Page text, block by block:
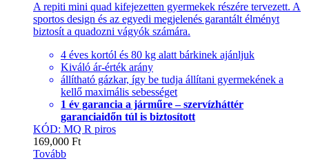
A repiti mini quad kifejezetten gyermekek részére tervezett. A
sportos design és az egyedi megjelenés garantált élményt
biztosít a quadozni vágyók számára.
4 éves kortól és 80 kg alatt bárkinek ajánljuk
Kiváló ár-érték arány
állítható gázkar, így be tudja állítani gyermekének a
kellő maximális sebességet
1 év garancia a járműre – szervízháttér
garanciaidőn túl is biztosított
KÓD: MQ R piros
169,000 Ft
Tovább